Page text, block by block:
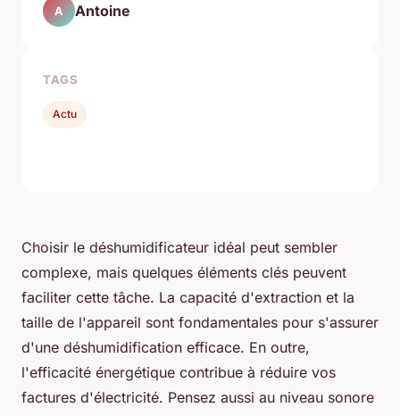
Choisir le déshumidificateur idéal peut sembler
complexe, mais quelques éléments clés peuvent
faciliter cette tâche. La capacité d'extraction et la
taille de l'appareil sont fondamentales pour s'assurer
d'une déshumidification efficace. En outre,
l'efficacité énergétique contribue à réduire vos
factures d'électricité. Pensez aussi au niveau sonore
A Antoine
TAGS
Actu